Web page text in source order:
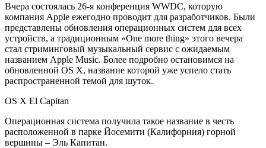
Вчера состоялась 26-я конференция WWDC, которую
компания Apple ежегодно проводит для разработчиков. Были
представлены обновления операционных систем для всех
устройств, а традиционным «One more thing» этого вечера
стал стриминговый музыкальный сервис с ожидаемым
названием Apple Music. Более подробно остановимся на
обновленной OS X, название которой уже успело стать
распространенной темой для шуток.
OS X El Capitan
Операционная система получила такое название в честь
расположенной в парке Йосемити (Калифорния) горной
вершины – Эль Капитан.